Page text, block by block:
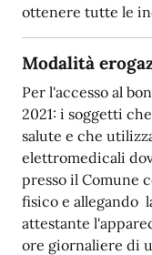
ottenere tutte le
Modalità
Per l'accesso al
2021: i soggetti
salute e che
elettromedicali
presso il Comune
fisico e allegando
attestante
ore giornaliere di